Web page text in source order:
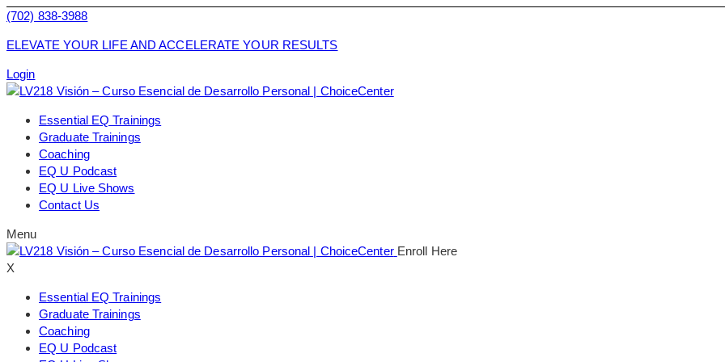
(702) 838-3988
ELEVATE YOUR LIFE AND ACCELERATE YOUR RESULTS
Login
Essential EQ Trainings
Graduate Trainings
Coaching
EQ U Podcast
EQ U Live Shows
Contact Us
Menu
Enroll Here
X
Essential EQ Trainings
Graduate Trainings
Coaching
EQ U Podcast